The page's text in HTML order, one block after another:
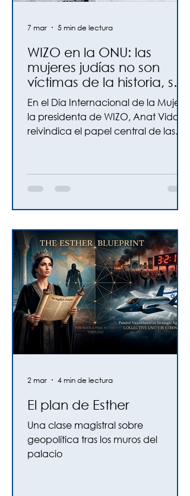
WIZO en la ONU: las
mujeres judías no son
víctimas de la historia, son
sus autoras
En el Día Internacional de la Mujer,
la presidenta de WIZO, Anat Vidor,
reivindica el papel central de las
acción diplomática histórica ante la
ONU.
7 mar 5 min de lectura
El plan de Esther
Una clase magistral sobre
geopolítica tras los muros del
palacio
2 mar 4 min de lectura